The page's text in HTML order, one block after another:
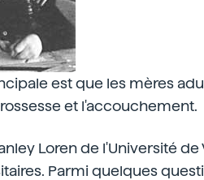
est que les mères
et l'accouchement.
Loren de l'Université
Parmi quelques